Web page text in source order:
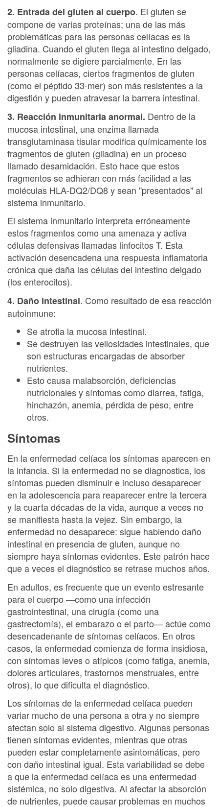
2. Entrada del gluten al cuerpo. El gluten se
compone de varias proteínas; una de las más
problemáticas para las personas celíacas es la
gliadina. Cuando el gluten llega al intestino delgado,
normalmente se digiere parcialmente. En las
personas celíacas, ciertos fragmentos de gluten
(como el péptido 33-mer) son más resistentes a la
digestión y pueden atravesar la barrera intestinal.
3. Reacción inmunitaria anormal. Dentro de la
mucosa intestinal, una enzima llamada
transglutaminasa tisular modifica químicamente los
fragmentos de gluten (gliadina) en un proceso
llamado desamidación. Esto hace que estos
fragmentos se adhieran con más facilidad a las
moléculas HLA-DQ2/DQ8 y sean "presentados" al
sistema inmunitario.
El sistema inmunitario interpreta erróneamente
estos fragmentos como una amenaza y activa
células defensivas llamadas linfocitos T. Esta
activación desencadena una respuesta inflamatoria
crónica que daña las células del intestino delgado
(los enterocitos).
4. Daño intestinal. Como resultado de esa reacción
autoinmune:
Se atrofia la mucosa intestinal.
Se destruyen las vellosidades intestinales, que
son estructuras encargadas de absorber
nutrientes.
Esto causa malabsorción, deficiencias
nutricionales y síntomas como diarrea, fatiga,
hinchazón, anemia, pérdida de peso, entre
otros.
Síntomas
En la enfermedad celíaca los síntomas aparecen en
la infancia. Si la enfermedad no se diagnostica, los
síntomas pueden disminuir e incluso desaparecer
en la adolescencia para reaparecer entre la tercera
y la cuarta décadas de la vida, aunque a veces no
se manifiesta hasta la vejez. Sin embargo, la
enfermedad no desaparece: sigue habiendo daño
intestinal en presencia de gluten, aunque no
siempre haya síntomas evidentes. Este patrón hace
que a veces el diagnóstico se retrase muchos años.
En adultos, es frecuente que un evento estresante
para el cuerpo —como una infección
gastrointestinal, una cirugía (como una
gastrectomía), el embarazo o el parto— actúe como
desencadenante de síntomas celíacos. En otros
casos, la enfermedad comienza de forma insidiosa,
con síntomas leves o atípicos (como fatiga, anemia,
dolores articulares, trastornos menstruales, entre
otros), lo que dificulta el diagnóstico.
Los síntomas de la enfermedad celíaca pueden
variar mucho de una persona a otra y no siempre
afectan solo al sistema digestivo. Algunas personas
tienen síntomas evidentes, mientras que otras
pueden estar completamente asintomáticas, pero
con daño intestinal igual. Esta variabilidad se debe
a que la enfermedad celíaca es una enfermedad
sistémica, no solo digestiva. Al afectar la absorción
de nutrientes, puede causar problemas en muchos